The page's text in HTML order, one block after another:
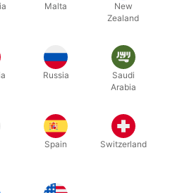
Relaterede produkter
Malta
New
Zealand
Russia
Saudi
Arabia
Spain Switzerland